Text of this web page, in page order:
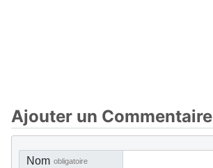
Ajouter un Commentaire
Nom obligatoire